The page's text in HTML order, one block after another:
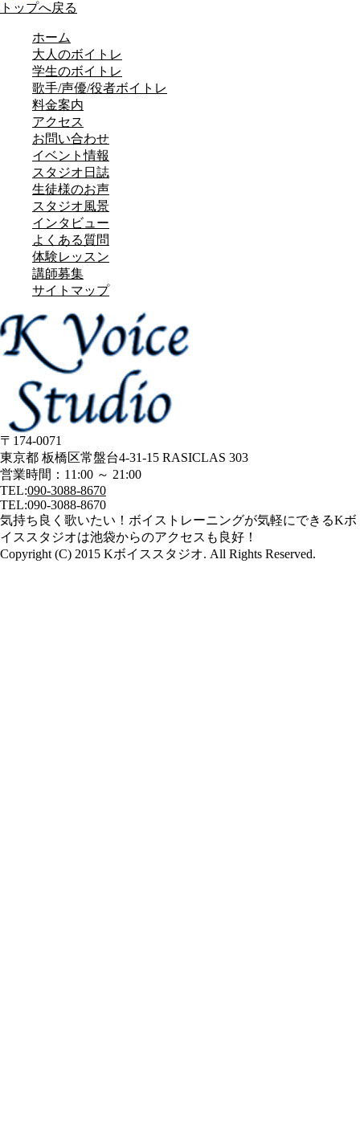
トップへ戻る
ホーム
大人のボイトレ
学生のボイトレ
歌手/声優/役者ボイトレ
料金案内
アクセス
お問い合わせ
イベント情報
スタジオ日誌
生徒様のお声
スタジオ風景
インタビュー
よくある質問
体験レッスン
講師募集
サイトマップ
〒174-0071
東京都 板橋区常盤台4-31-15 RASICLAS 303
営業時間：11:00 ～ 21:00
TEL:090-3088-8670
TEL:090-3088-8670
気持ち良く歌いたい！ボイストレーニングが気軽にできるKボ
イススタジオは池袋からのアクセスも良好！
Copyright (C) 2015 Kボイススタジオ. All Rights Reserved.